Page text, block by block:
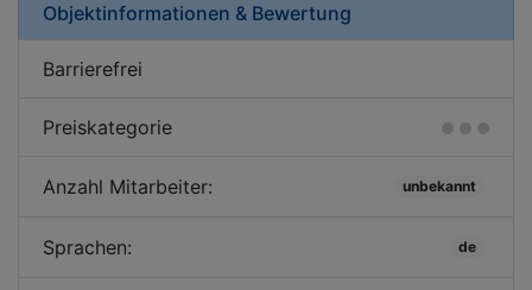
Objektinformationen & Bewertung
Barrierefrei
Preiskategorie
Anzahl Mitarbeiter: unbekannt
Sprachen: de